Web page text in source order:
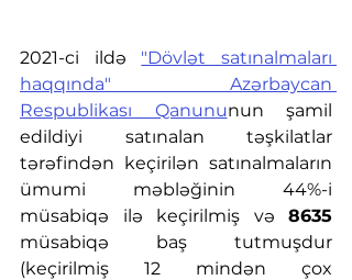
2021-ci ildə "Dövlət satınalmaları
haqqında" Azərbaycan
Respublikası Qanununun şamil
edildiyi satınalan təşkilatlar
tərəfindən keçirilən satınalmaların
ümumi məbləğinin 44%-i
müsabiqə ilə keçirilmiş və 8635
müsabiqə baş tutmuşdur
(keçirilmiş 12 mindən çox